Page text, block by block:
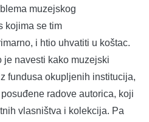
muzejskog
kojima se tim
i htio uhvatiti u koštac.
je navesti kako muzejski
fundusa okupljenih institucija,
radove autorica, koji
vlasništva i kolekcija. Pa